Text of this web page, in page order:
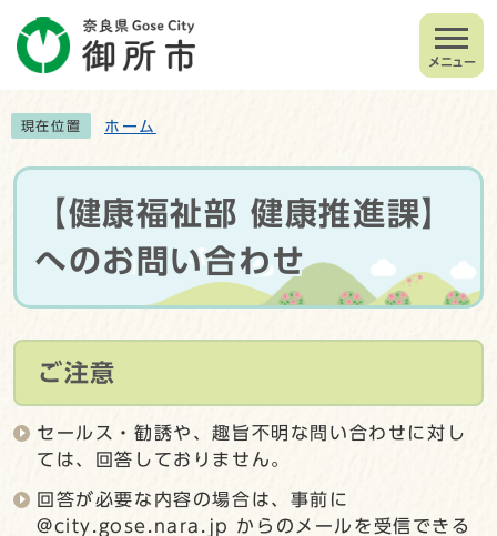
メニュー
現在位置 ホーム
【健康福祉部 健康推進課】
へのお問い合わせ
ご注意
セールス・勧誘や、趣旨不明な問い合わせに対し
ては、回答しておりません。
回答が必要な内容の場合は、事前に
@city.gose.nara.jp からのメールを受信できる